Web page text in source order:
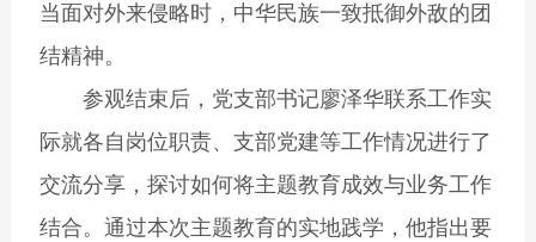
当面对外来侵略时，中华民族一致抵御外敌的团
结精神。
参观结束后，党支部书记廖泽华联系工作实
际就各自岗位职责、支部党建等工作情况进行了
交流分享，探讨如何将主题教育成效与业务工作
结合。通过本次主题教育的实地践学，他指出要